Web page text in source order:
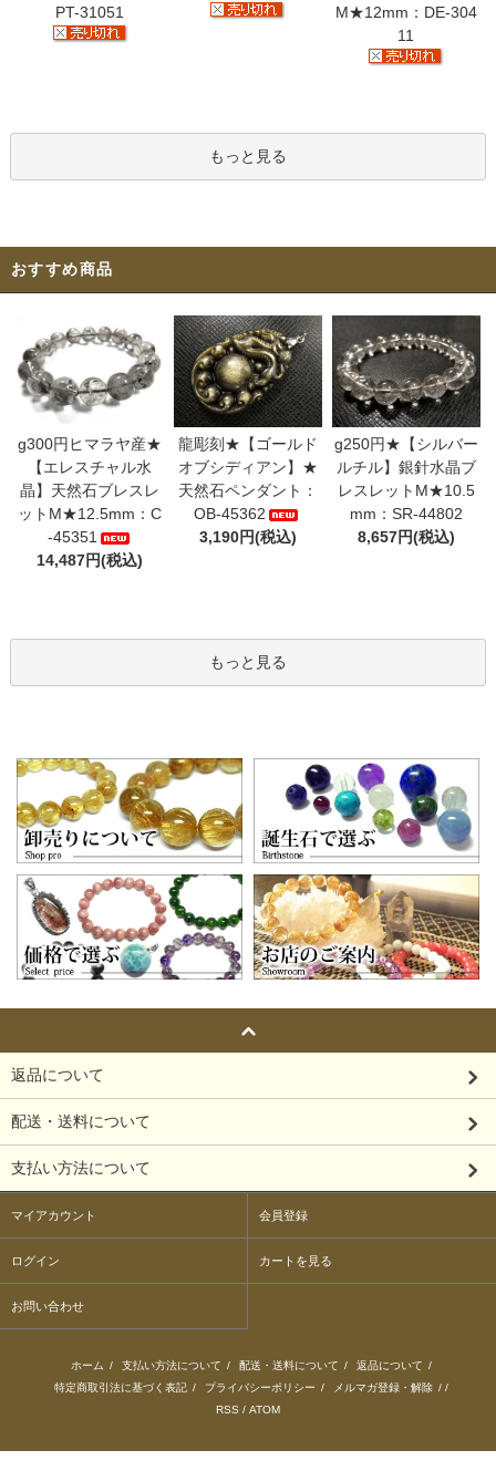
PT-31051
M★12mm：DE-304
11
もっと見る
おすすめ商品
g300円ヒマラヤ産★
【エレスチャル水
晶】天然石ブレスレ
ットM★12.5mm：C
-45351
14,487円(税込)
龍彫刻★【ゴールド
オブシディアン】★
天然石ペンダント：
OB-45362
3,190円(税込)
g250円★【シルバー
ルチル】銀針水晶ブ
レスレットM★10.5
mm：SR-44802
8,657円(税込)
もっと見る
返品について
配送・送料について
支払い方法について
マイアカウント 会員登録
ログイン カートを見る
お問い合わせ
ホーム / 支払い方法について / 配送・送料について / 返品について /
特定商取引法に基づく表記 / プライバシーポリシー / メルマガ登録・解除 / /
RSS / ATOM